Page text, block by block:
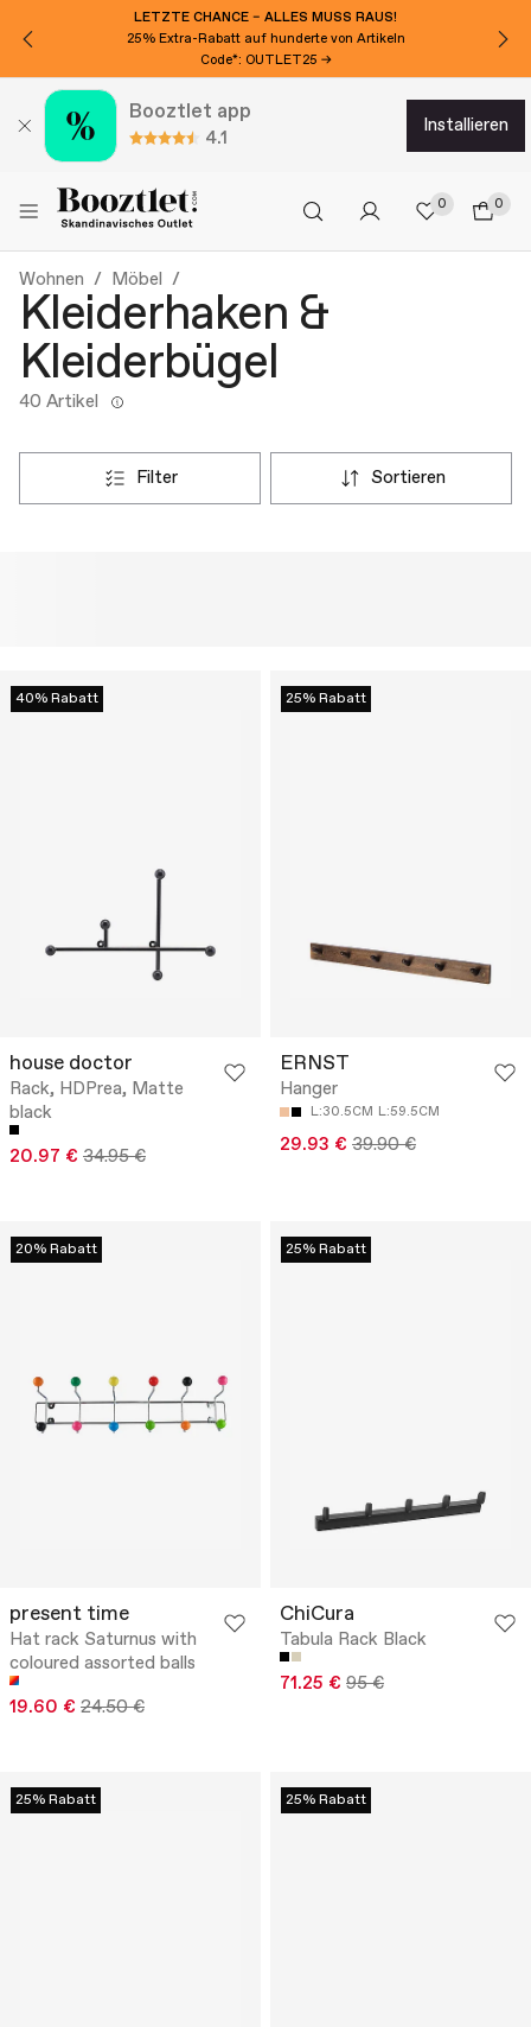
LETZTE CHANCE – ALLES MUSS RAUS!
25% Extra-Rabatt auf hunderte von Artikeln
Code*: OUTLET25 →
Booztlet app
4.1
installieren
0 0
Wohnen Möbel
Kleiderhaken &
Kleiderbügel
40 Artikel
filter sortieren
40% Rabatt
house doctor
Rack, HDPrea, Matte
black
20.97 € 34.95 €
25% Rabatt
ERNST
Hanger
L:30.5CM L:59.5CM
29.93 € 39.90 €
20% Rabatt
present time
Hat rack Saturnus with
coloured assorted balls
19.60 € 24.50 €
25% Rabatt
ChiCura
Tabula Rack Black
71.25 € 95 €
25% Rabatt 25% Rabatt